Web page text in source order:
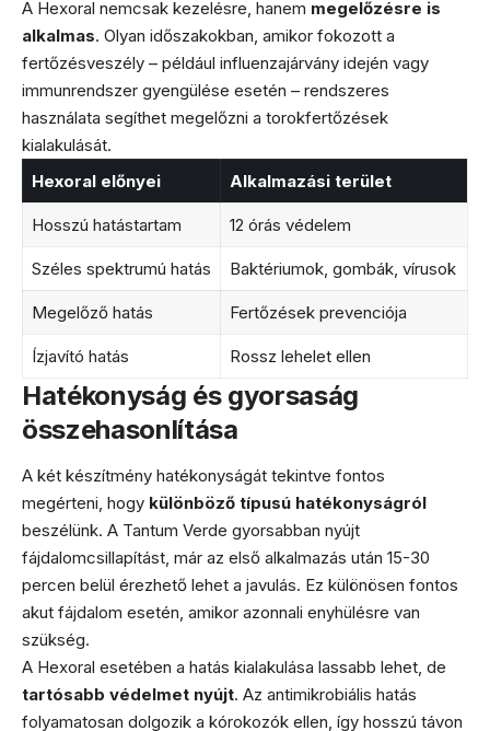
A Hexoral nemcsak kezelésre, hanem megelőzésre is
alkalmas. Olyan időszakokban, amikor fokozott a
fertőzésveszély – például influenzajárvány idején vagy
immunrendszer gyengülése esetén – rendszeres
használata segíthet megelőzni a torokfertőzések
kialakulását.
Hexoral előnyei
Alkalmazási terület
Hosszú hatástartam 12 órás védelem
Széles spektrumú hatás Baktériumok, gombák, vírusok
Megelőző hatás Fertőzések prevenciója
Ízjavító hatás Rossz lehelet ellen
Hatékonyság és gyorsaság
összehasonlítása
A két készítmény hatékonyságát tekintve fontos
megérteni, hogy különböző típusú hatékonyságról
beszélünk. A Tantum Verde gyorsabban nyújt
fájdalomcsillapítást, már az első alkalmazás után 15-30
percen belül érezhető lehet a javulás. Ez különösen fontos
akut fájdalom esetén, amikor azonnali enyhülésre van
szükség.
A Hexoral esetében a hatás kialakulása lassabb lehet, de
tartósabb védelmet nyújt. Az antimikrobiális hatás
folyamatosan dolgozik a kórokozók ellen, így hosszú távon